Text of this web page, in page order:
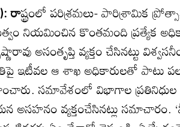
రాష్ట్రంలో పరిశ్రమలు- పారిశ్రామిక
నియమించిన కొంతమంది ప్రత్యేక
అసంతృప్తి వ్యక్తం చేసినట్టు
ఇటీవల ఆ శాఖ అధికారులతో పాటు
సమావేశంలో విభాగాల ప్రతినిధుల
అసహనం వ్యక్తంచేసినట్లు సమాచారం.